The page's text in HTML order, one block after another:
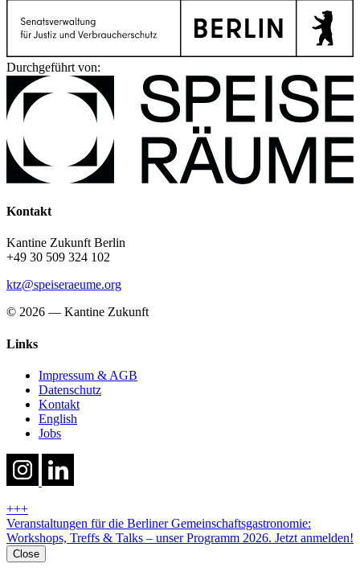
Durchgeführt von:
Kontakt
Kantine Zukunft Berlin
+49 30 509 324 102
ktz@speiseraeume.org
© 2026 — Kantine Zukunft
Links
Impressum & AGB
Datenschutz
Kontakt
English
Jobs
+++
Veranstaltungen für die Berliner Gemeinschaftsgastronomie:
Workshops, Treffs & Talks – unser Programm 2026. Jetzt anmelden!
Close